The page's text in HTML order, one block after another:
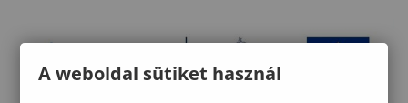
A weboldal sütiket használ